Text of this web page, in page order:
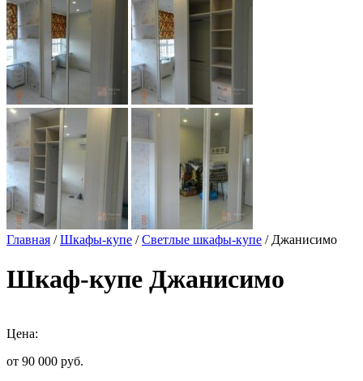
Главная /Шкафы-купе /Светлые шкафы-купе / Джанисимо
Шкаф-купе Джанисимо
Цена:
от 90 000 руб.